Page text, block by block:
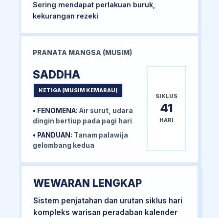
Sering mendapat perlakuan buruk,
kekurangan rezeki
PRANATA MANGSA (MUSIM)
SADDHA
KETIGA (MUSIM KEMARAU)
• FENOMENA: Air surut, udara
dingin bertiup pada pagi hari
• PANDUAN: Tanam palawija
gelombang kedua
SIKLUS
41
HARI
WEWARAN LENGKAP
Sistem penjatahan dan urutan siklus hari
kompleks warisan peradaban kalender